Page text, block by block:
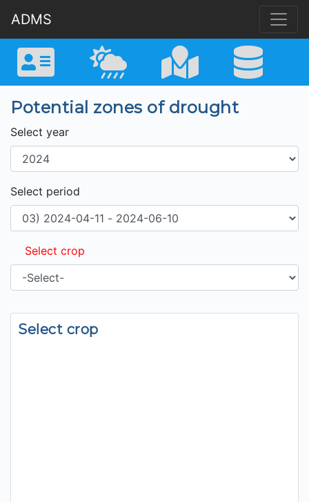
ADMS
Potential zones of drought
Select year
Select period
Select crop
Select crop